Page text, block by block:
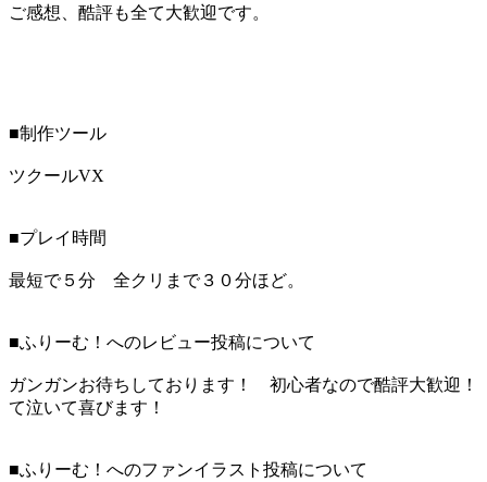
ご感想、酷評も全て大歓迎です。
■制作ツール
ツクールVX
■プレイ時間
最短で５分 全クリまで３０分ほど。
■ふりーむ！へのレビュー投稿について
ガンガンお待ちしております！ 初心者なので酷評大歓迎！
て泣いて喜びます！
■ふりーむ！へのファンイラスト投稿について